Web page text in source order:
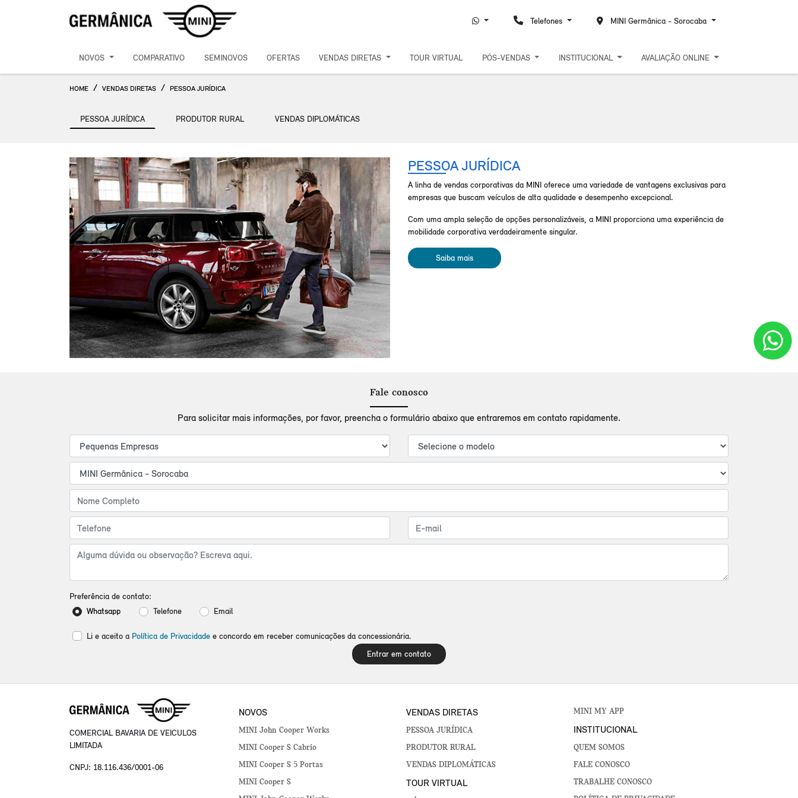
Telefones MINI Germânica - Sorocaba
NOVOS COMPARATIVO SEMINOVOS OFERTAS VENDAS DIRETAS TOUR VIRTUAL PÓS-VENDAS INSTITUCIONAL AVALIAÇÃO ONLINE
HOME VENDAS DIRETAS PESSOA JURÍDICA
PESSOA JURÍDICA PRODUTOR RURAL VENDAS DIPLOMÁTICAS
PESSOA JURÍDICA
A linha de vendas corporativas da MINI oferece uma variedade de vantagens exclusivas para
empresas que buscam veículos de alta qualidade e desempenho excepcional.
Com uma ampla seleção de opções personalizáveis, a MINI proporciona uma experiência de
mobilidade corporativa verdadeiramente singular.
Saiba mais
Fale conosco
Para solicitar mais informações, por favor, preencha o formulário abaixo que entraremos em contato rapidamente.
Preferência de contato:
Whatsapp
Telefone Email
Li e aceito a Política de Privacidadee concordo em receber comunicações da concessionária.
Entrar em contato
COMERCIAL BAVARIA DE VEICULOS
LIMITADA
CNPJ: 18.116.436/0001-06
NOVOS
MINI John Cooper Works
MINI Cooper S Cabrio
MINI Cooper S 5 Portas
MINI Cooper S
VENDAS DIRETAS
PESSOA JURÍDICA
PRODUTOR RURAL
VENDAS DIPLOMÁTICAS
TOUR VIRTUAL
MINI MY APP
INSTITUCIONAL
QUEM SOMOS
FALE CONOSCO
TRABALHE CONOSCO